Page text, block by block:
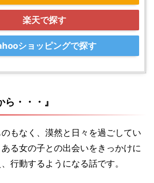
楽天で探す
ショッピングで探す
ら・・・』
もなく、漠然と日々を過ごしてい
る女の子との出会いをきっかけに
行動するようになる話です。